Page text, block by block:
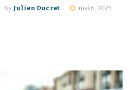
By Julien Ducret mai 6, 2025